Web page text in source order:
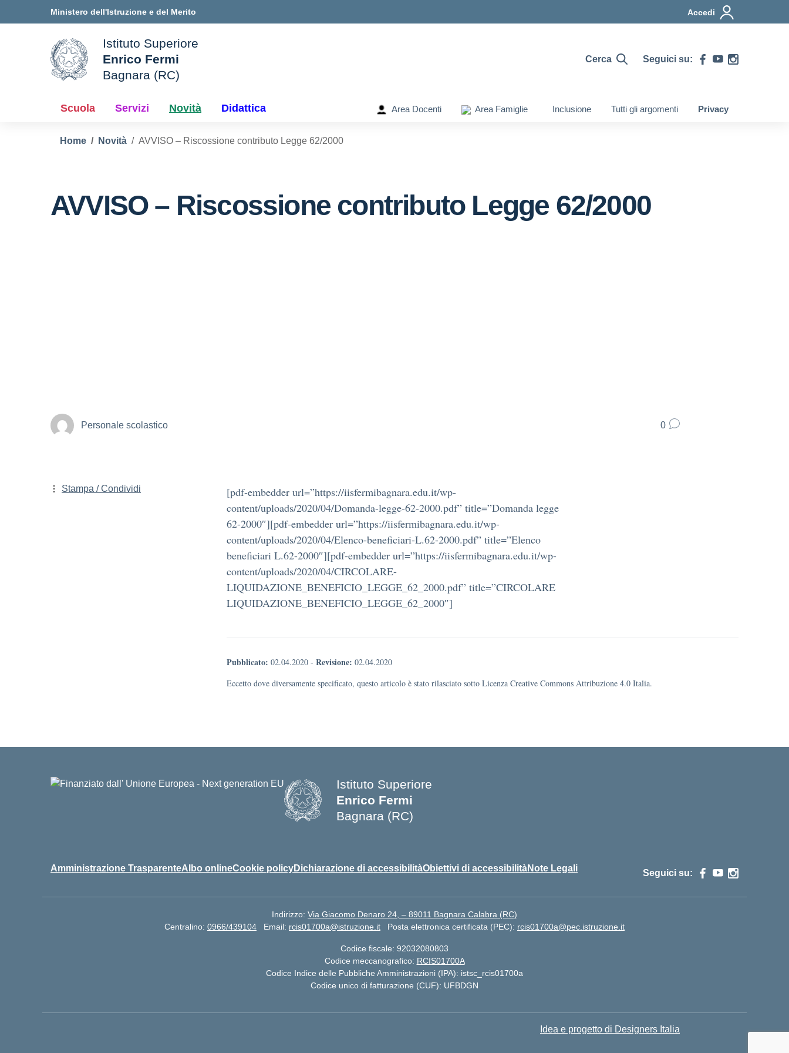
Ministero dell'Istruzione e del Merito Accedi
della scuola
Istituto Superiore
Enrico Fermi
Bagnara (RC)
Cerca Seguici su:
Scuola Servizi Novità Didattica Area Docenti Area Famiglie Inclusione Tutti gli argomenti Privacy
Home Novità AVVISO – Riscossione contributo Legge 62/2000
AVVISO – Riscossione contributo Legge 62/2000
Personale scolastico 0
[pdf-embedder url=”https://iisfermibagnara.edu.it/wp-
content/uploads/2020/04/Domanda-legge-62-2000.pdf” title=”Domanda legge
62-2000″][pdf-embedder url=”https://iisfermibagnara.edu.it/wp-
content/uploads/2020/04/Elenco-beneficiari-L.62-2000.pdf” title=”Elenco
beneficiari L.62-2000″][pdf-embedder url=”https://iisfermibagnara.edu.it/wp-
content/uploads/2020/04/CIRCOLARE-
LIQUIDAZIONE_BENEFICIO_LEGGE_62_2000.pdf” title=”CIRCOLARE
LIQUIDAZIONE_BENEFICIO_LEGGE_62_2000″]
Pubblicato: 02.04.2020 - Revisione: 02.04.2020
Eccetto dove diversamente specificato, questo articolo è stato rilasciato sotto Licenza Creative Commons Attribuzione 4.0 Italia.
Stampa / Condividi
Istituto Superiore
Enrico Fermi
Bagnara (RC)
Amministrazione TrasparenteAlbo onlineCookie policyDichiarazione di accessibilitàObiettivi di accessibilitàNote Legali Seguici su:
Indirizzo: Via Giacomo Denaro 24, – 89011 Bagnara Calabra (RC)
Centralino: 0966/439104 Email: rcis01700a@istruzione.it Posta elettronica certificata (PEC): rcis01700a@pec.istruzione.it
Codice fiscale: 92032080803
Codice meccanografico: RCIS01700A
Codice Indice delle Pubbliche Amministrazioni (IPA): istsc_rcis01700a
Codice unico di fatturazione (CUF): UFBDGN
Idea e progetto di Designers Italia